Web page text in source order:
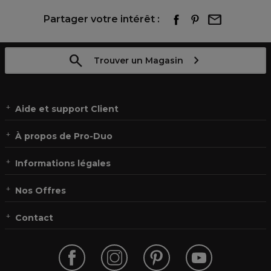
Partager votre intérêt :
Trouver un Magasin
Aide et support Client
À propos de Pro-Duo
Informations légales
Nos Offres
Contact